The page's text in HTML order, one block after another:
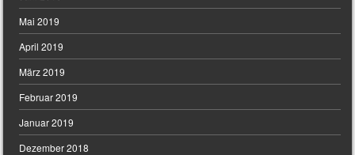
Mai 2019
April 2019
März 2019
Februar 2019
Januar 2019
Dezember 2018